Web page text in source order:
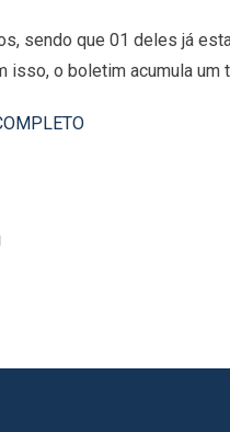
sendo que 01 deles já
isso, o boletim acumula um